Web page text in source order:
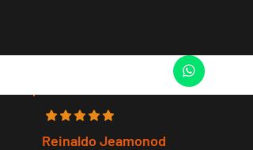
Reinaldo Jeamonod